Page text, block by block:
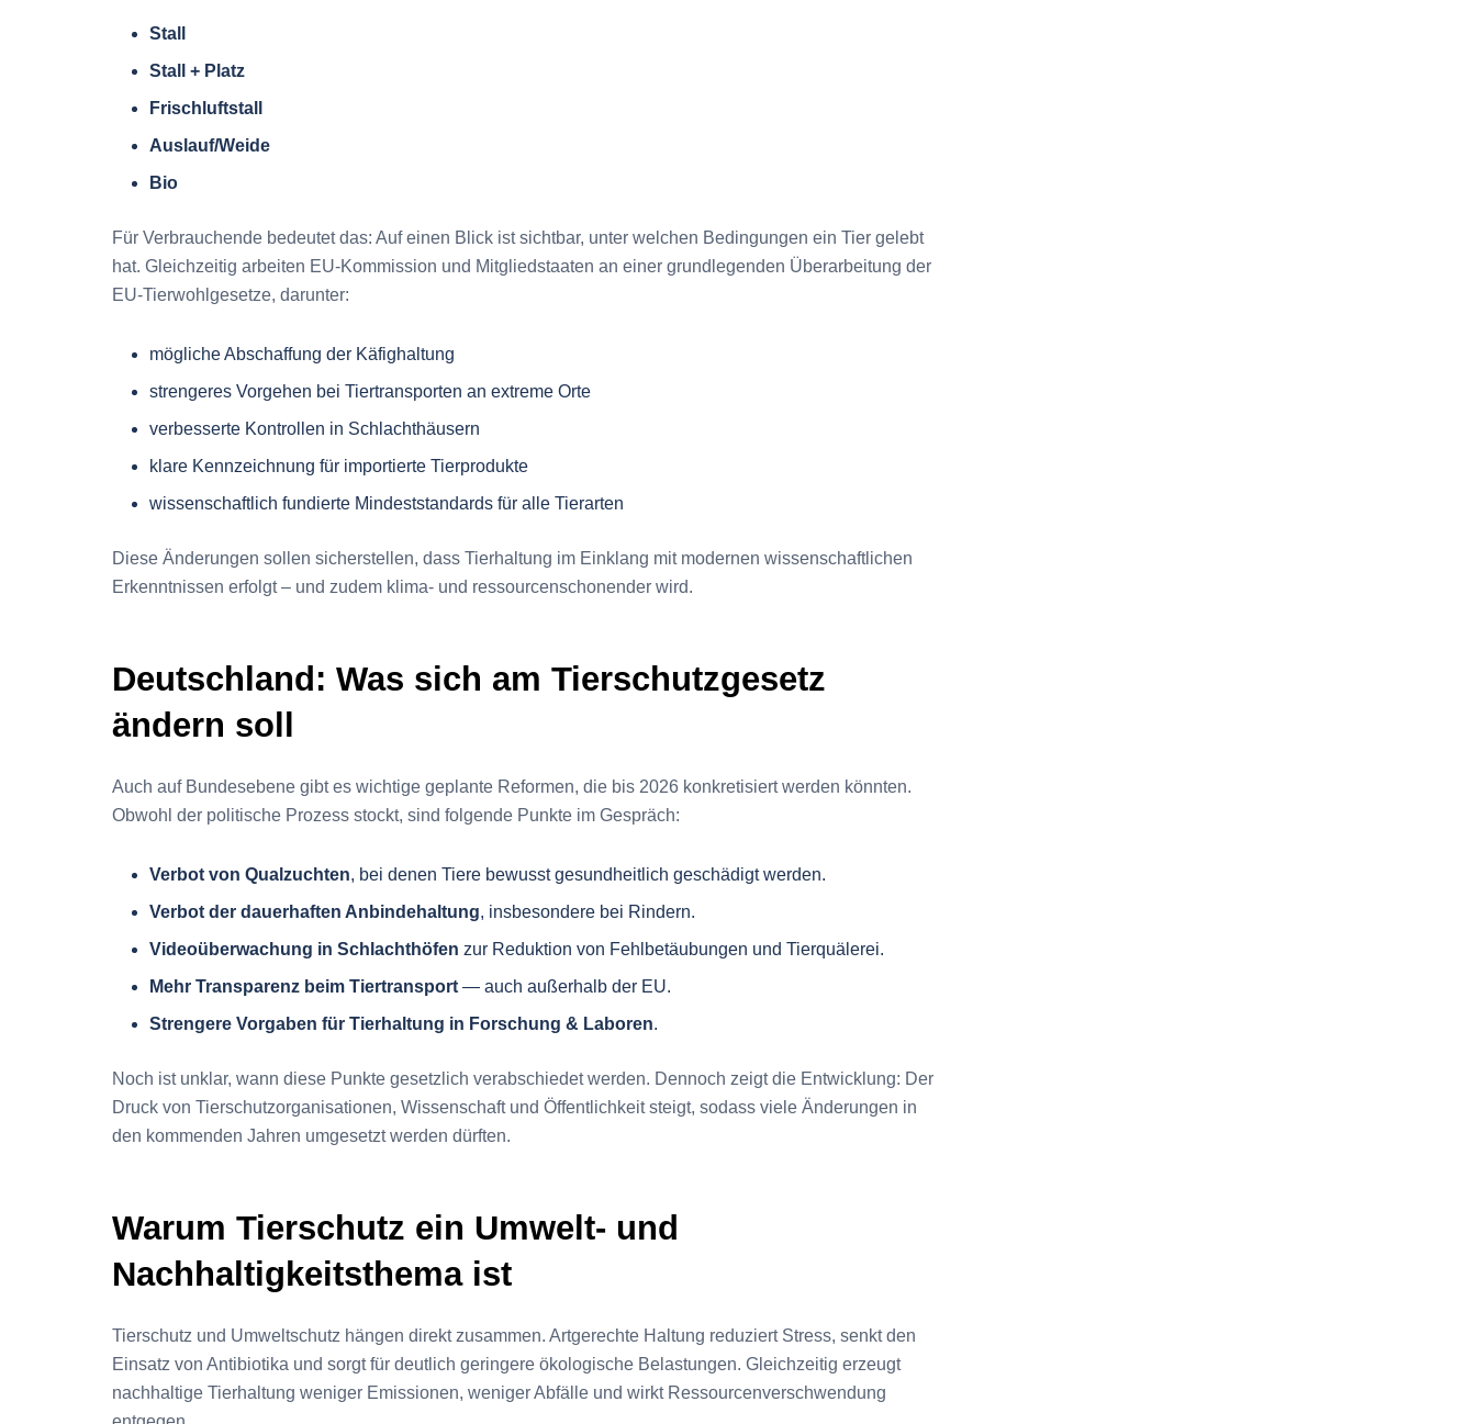
Stall
Stall + Platz
Frischluftstall
Auslauf/Weide
Bio
Für Verbrauchende bedeutet das: Auf einen Blick ist sichtbar, unter welchen Bedingungen ein Tier gelebt
hat. Gleichzeitig arbeiten EU-Kommission und Mitgliedstaaten an einer grundlegenden Überarbeitung der
EU-Tierwohlgesetze, darunter:
mögliche Abschaffung der Käfighaltung
strengeres Vorgehen bei Tiertransporten an extreme Orte
verbesserte Kontrollen in Schlachthäusern
klare Kennzeichnung für importierte Tierprodukte
wissenschaftlich fundierte Mindeststandards für alle Tierarten
Diese Änderungen sollen sicherstellen, dass Tierhaltung im Einklang mit modernen wissenschaftlichen
Erkenntnissen erfolgt – und zudem klima- und ressourcenschonender wird.
Deutschland: Was sich am Tierschutzgesetz
ändern soll
Auch auf Bundesebene gibt es wichtige geplante Reformen, die bis 2026 konkretisiert werden könnten.
Obwohl der politische Prozess stockt, sind folgende Punkte im Gespräch:
Verbot von Qualzuchten, bei denen Tiere bewusst gesundheitlich geschädigt werden.
Verbot der dauerhaften Anbindehaltung, insbesondere bei Rindern.
Videoüberwachung in Schlachthöfen zur Reduktion von Fehlbetäubungen und Tierquälerei.
Mehr Transparenz beim Tiertransport — auch außerhalb der EU.
Strengere Vorgaben für Tierhaltung in Forschung & Laboren.
Noch ist unklar, wann diese Punkte gesetzlich verabschiedet werden. Dennoch zeigt die Entwicklung: Der
Druck von Tierschutzorganisationen, Wissenschaft und Öffentlichkeit steigt, sodass viele Änderungen in
den kommenden Jahren umgesetzt werden dürften.
Warum Tierschutz ein Umwelt- und
Nachhaltigkeitsthema ist
Tierschutz und Umweltschutz hängen direkt zusammen. Artgerechte Haltung reduziert Stress, senkt den
Einsatz von Antibiotika und sorgt für deutlich geringere ökologische Belastungen. Gleichzeitig erzeugt
nachhaltige Tierhaltung weniger Emissionen, weniger Abfälle und wirkt Ressourcenverschwendung